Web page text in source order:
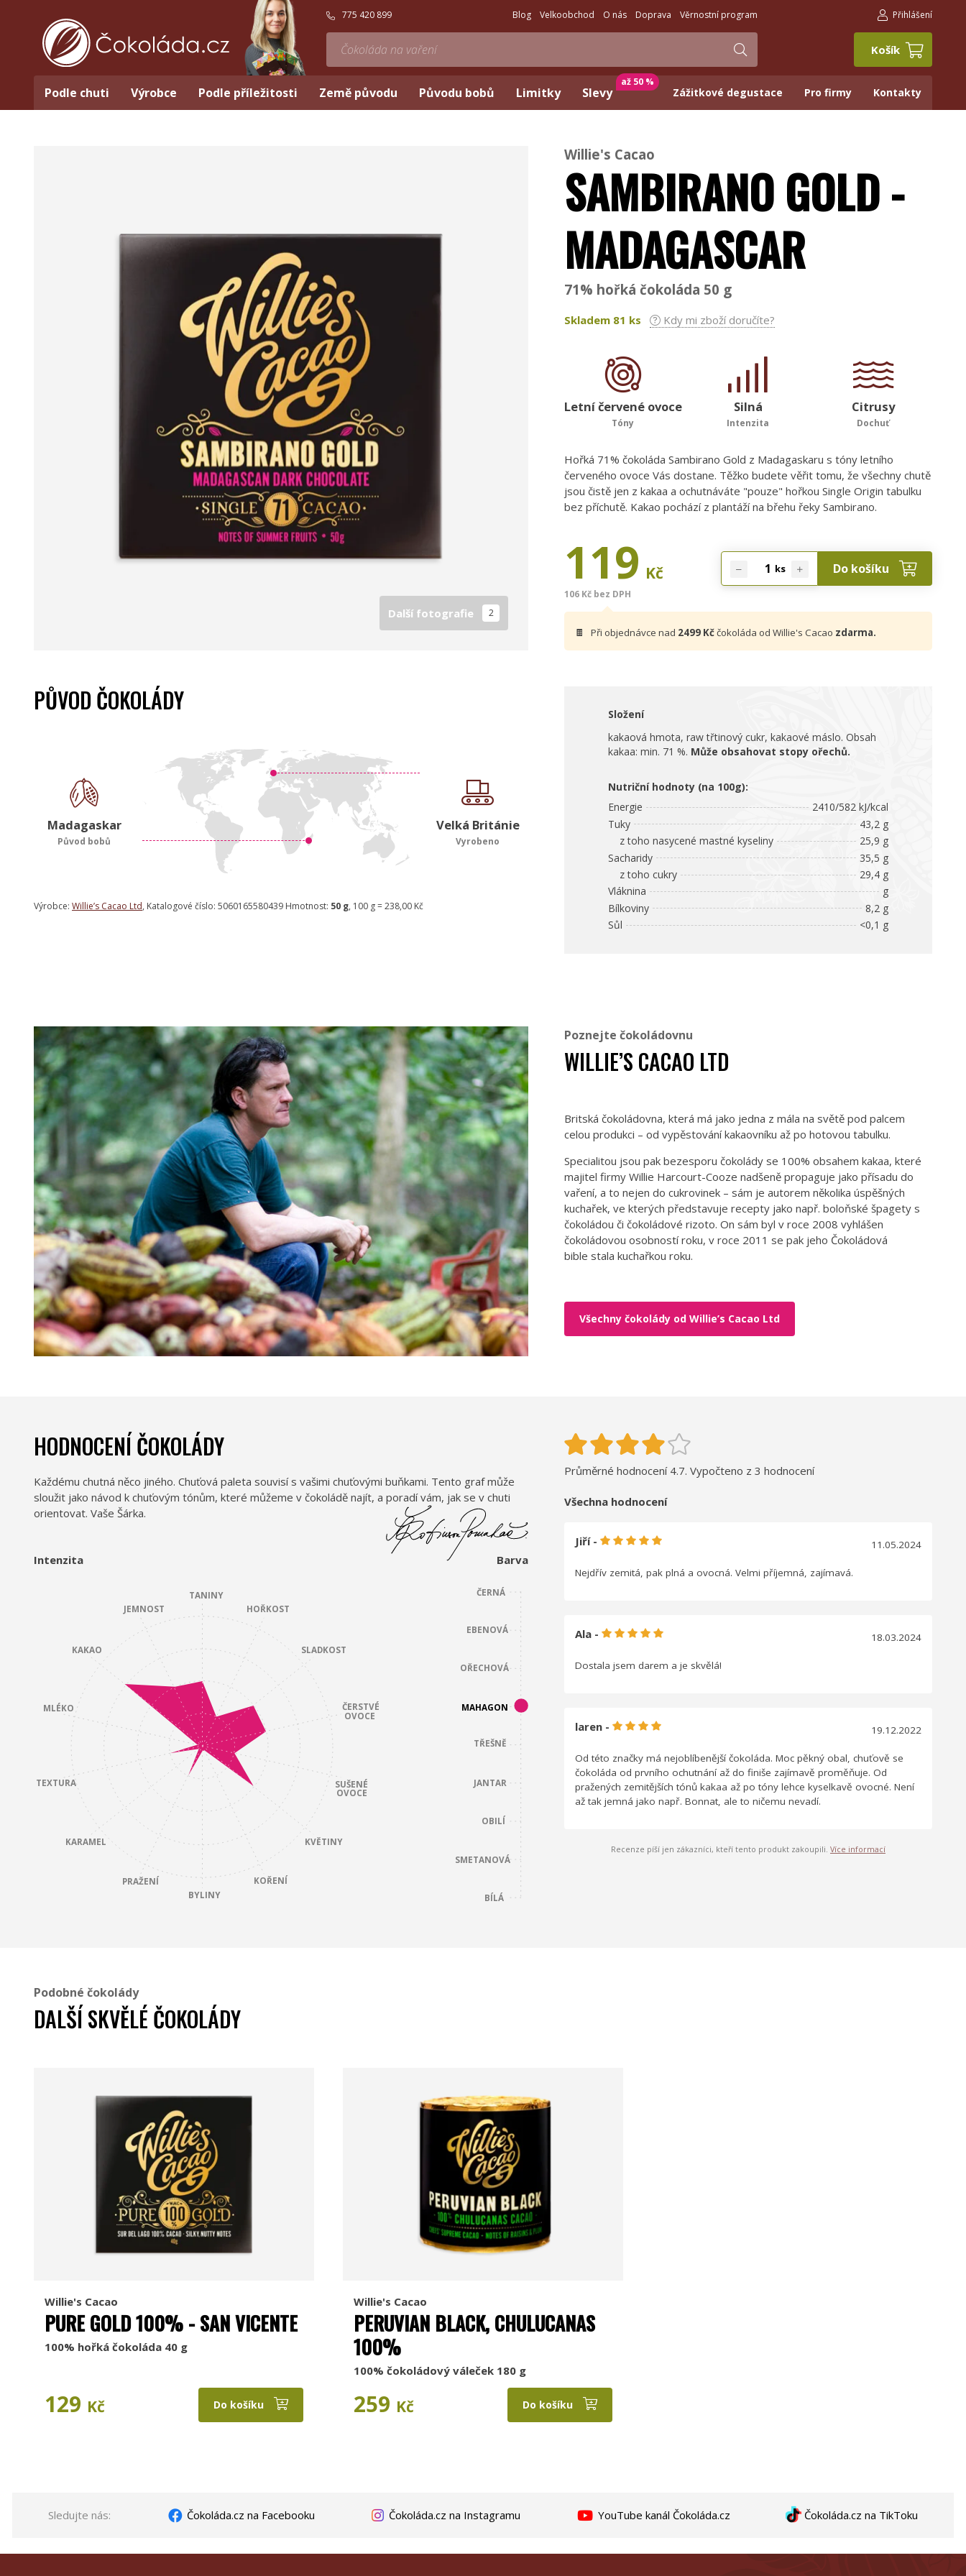
775 420 899 Blog Velkoobchod O nás Doprava Věrnostní program Přihlášení
Košík
Podle chuti Výrobce Podle příležitosti Země původu Původu bobů Limitky Slevy
až 50 %
Zážitkové degustace Pro firmy Kontakty
Další fotografie 2
Willie's Cacao
SAMBIRANO GOLD -
MADAGASCAR
71% hořká čokoláda 50 g
Skladem 81 ks Kdy mi zboží doručíte?
Letní červené ovoce
Tóny
Silná
Intenzita
Citrusy
Dochuť
Hořká 71% čokoláda Sambirano Gold z Madagaskaru s tóny letního
červeného ovoce Vás dostane. Těžko budete věřit tomu, že všechny chutě
jsou čistě jen z kakaa a ochutnáváte "pouze" hořkou Single Origin tabulku
bez příchutě. Kakao pochází z plantáží na břehu řeky Sambirano.
119 Kč
106 Kč bez DPH
ks Do košíku
🍫 Při objednávce nad 2499 Kččokoláda od Willie's Cacao zdarma.
PŮVOD ČOKOLÁDY
Madagaskar
Původ bobů
Velká Británie
Vyrobeno
Výrobce: Willie’s Cacao Ltd, Katalogové číslo: 5060165580439 Hmotnost: 50 g, 100 g = 238,00 Kč
Složení
kakaová hmota, raw třtinový cukr, kakaové máslo. Obsah
kakaa: min. 71 %. Může obsahovat stopy ořechů.
Nutriční hodnoty (na 100g):
Energie
2410/582 kJ/kcal
Tuky
43,2 g
z toho nasycené mastné kyseliny
25,9 g
Sacharidy
35,5 g
z toho cukry
29,4 g
Vláknina
g
Bílkoviny
8,2 g
Sůl
<0,1 g
Poznejte čokoládovnu
WILLIE’S CACAO LTD
Britská čokoládovna, která má jako jedna z mála na světě pod palcem
celou produkci – od vypěstování kakaovníku až po hotovou tabulku.
Specialitou jsou pak bezesporu čokolády se 100% obsahem kakaa, které
majitel firmy Willie Harcourt-Cooze nadšeně propaguje jako přísadu do
vaření, a to nejen do cukrovinek – sám je autorem několika úspěšných
kuchařek, ve kterých představuje recepty jako např. boloňské špagety s
čokoládou či čokoládové rizoto. On sám byl v roce 2008 vyhlášen
čokoládovou osobností roku, v roce 2011 se pak jeho Čokoládová
bible stala kuchařkou roku.
Všechny čokolády od Willie’s Cacao Ltd
HODNOCENÍ ČOKOLÁDY
Každému chutná něco jiného. Chuťová paleta souvisí s vašimi chuťovými buňkami. Tento graf může
sloužit jako návod k chuťovým tónům, které můžeme v čokoládě najít, a poradí vám, jak se v chuti
orientovat. Vaše Šárka.
Intenzita Barva
ČERNÁ
EBENOVÁ
OŘECHOVÁ
MAHAGON
TŘEŠNĚ
JANTAR
OBILÍ
SMETANOVÁ
BÍLÁ
TANINY
HOŘKOST
SLADKOST
ČERSTVÉ
OVOCE
SUŠENÉ
OVOCE
KVĚTINY
KOŘENÍ
BYLINY
PRAŽENÍ
KARAMEL
TEXTURA
MLÉKO
KAKAO
JEMNOST
Průměrné hodnocení 4.7. Vypočteno z 3 hodnocení
Všechna hodnocení
Jiří - 11.05.2024
Nejdřív zemitá, pak plná a ovocná. Velmi příjemná, zajímavá.
Ala - 18.03.2024
Dostala jsem darem a je skvělá!
laren - 19.12.2022
Od této značky má nejoblíbenější čokoláda. Moc pěkný obal, chuťově se
čokoláda od prvního ochutnání až do finiše zajímavě proměňuje. Od
pražených zemitějších tónů kakaa až po tóny lehce kyselkavě ovocné. Není
až tak jemná jako např. Bonnat, ale to ničemu nevadí.
Recenze píší jen zákazníci, kteří tento produkt zakoupili. Více informací
Podobné čokolády
DALŠÍ SKVĚLÉ ČOKOLÁDY
Willie's Cacao
PURE GOLD 100% - SAN VICENTE
100% hořká čokoláda 40 g
129 Kč Do košíku
Willie's Cacao
PERUVIAN BLACK, CHULUCANAS
100%
100% čokoládový váleček 180 g
259 Kč Do košíku
Sledujte nás: Čokoláda.cz na Facebooku Čokoláda.cz na Instagramu YouTube kanál Čokoláda.cz Čokoláda.cz na TikToku